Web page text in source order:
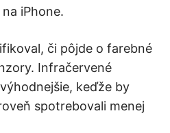
iPhone.
či pôjde o farebné
Infračervené
keďže by
spotrebovali menej